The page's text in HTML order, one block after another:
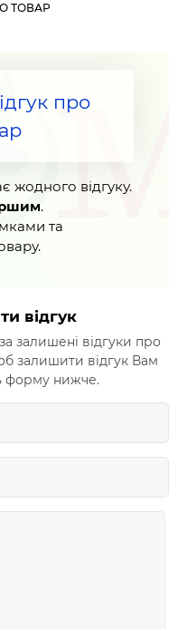
ТОВАР
про
жодного відгуку.
.
та
відгук
залишені відгуки про
залишити відгук Вам
форму нижче.